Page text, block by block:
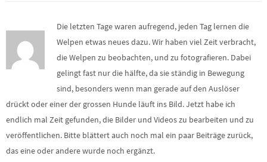
Die letzten Tage waren aufregend, jeden Tag lernen die
Welpen etwas neues dazu. Wir haben viel Zeit verbracht,
die Welpen zu beobachten, und zu fotografieren. Dabei
gelingt fast nur die hälfte, da sie ständig in Bewegung
sind, besonders wenn man gerade auf den Auslöser
drückt oder einer der grossen Hunde läuft ins Bild. Jetzt habe ich
endlich mal Zeit gefunden, die Bilder und Videos zu bearbeiten und zu
veröffentlichen. Bitte blättert auch noch mal ein paar Beiträge zurück,
das eine oder andere wurde noch ergänzt.